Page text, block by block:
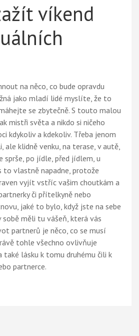
víkend
na něco, co bude opravdu
jako mladí lidé myslíte, že to
se zbytečně. S touto malou
mistři světa a nikdo si ničeho
kdykoliv a kdekoliv. Třeba jenom
ale klidně venku, na terase, v autě,
sprše, po jídle, před jídlem, u
to vlastně napadne, protože
vyjít vstříc vašim choutkám a
či přítelkyně nebo
jaké to bylo, když jste na sebe
měli tu vášeň, která vás
partnerů je něco, co se musí
tohle všechno ovlivňuje
také lásku k tomu druhému čili k
partnerce.